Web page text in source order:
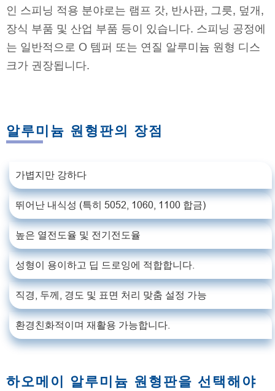
인 스피닝 적용 분야로는 램프 갓, 반사판, 그릇, 덮개,
장식 부품 및 산업 부품 등이 있습니다. 스피닝 공정에
는 일반적으로 O 템퍼 또는 연질 알루미늄 원형 디스
크가 권장됩니다.
알루미늄 원형판의 장점
가볍지만 강하다
뛰어난 내식성 (특히 5052, 1060, 1100 합금)
높은 열전도율 및 전기전도율
성형이 용이하고 딥 드로잉에 적합합니다.
직경, 두께, 경도 및 표면 처리 맞춤 설정 가능
환경친화적이며 재활용 가능합니다.
하오메이 알루미늄 원형판을 선택해야